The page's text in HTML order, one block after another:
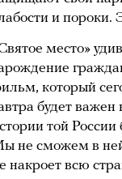
и пороки.
место»
который
будет
той России
не сможем в ней
накроет всю